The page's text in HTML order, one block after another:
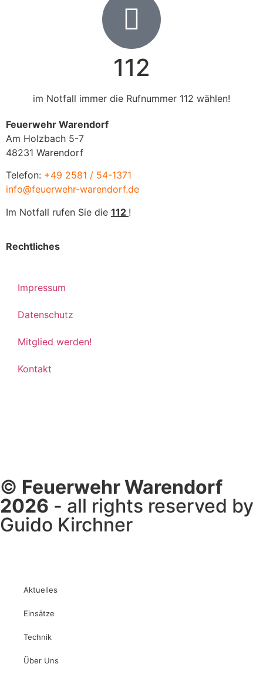
112
im Notfall immer die Rufnummer 112 wählen!
Feuerwehr Warendorf
Am Holzbach 5-7
48231 Warendorf
Telefon: +49 2581 / 54-1371
info@feuerwehr-warendorf.de
Im Notfall rufen Sie die 112 !
Rechtliches
Impressum
Datenschutz
Mitglied werden!
Kontakt
© Feuerwehr Warendorf
2026 - all rights reserved by
Guido Kirchner
Aktuelles
Einsätze
Technik
Über Uns